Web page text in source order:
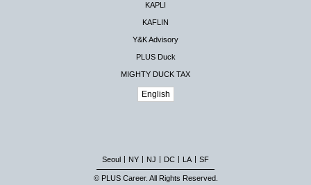
KAPLI
KAFLIN
Y&K Advisory
PLUS Duck
MIGHTY DUCK TAX
English
Seoul NY NJ DC LA SF
© PLUS Career. All Rights Reserved.